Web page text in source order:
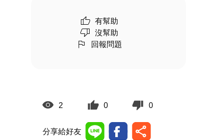
有幫助
沒幫助
回報問題
2 0 0
分享給好友